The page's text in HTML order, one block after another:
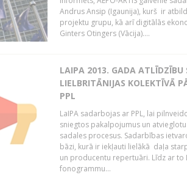
Andrus Ansip (Igaunija), kurš ir
projektu grupu, kā arī digitālās
Ginters Otingers (Vācija)....
LAIPA 2013. GADA ATLĪDZĪBU
LIELBRITĀNIJAS KOLEKTĪVĀ
PPL
LaIPA sadarbojas ar PPL, lai
sniegtos pakalpojumus un
sadales procesus. Sadarbības
bāzi, kurā ir iekļauti lielākā daļa
un producentu repertuāri. Līdz ar to
fonogrammu...